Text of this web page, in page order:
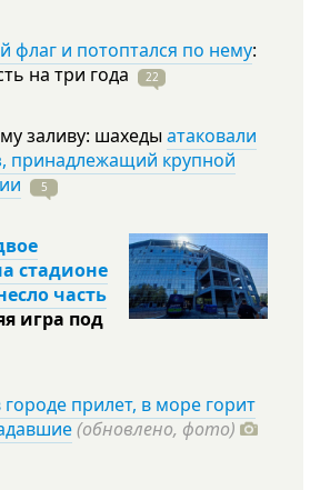
флаг и потоптался по нему:
на три года 22
заливу: шахеды атаковали
принадлежащий крупной
5
стадионе
часть
игра под
городе прилет, в море горит
(обновлено, фото)